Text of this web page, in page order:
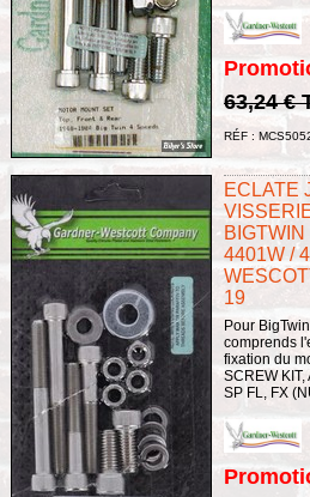
63,24 €
RÉF :
ECLATE
4401W /
19
Pour
comprends
fixation du
SCREW
SP FL, FX